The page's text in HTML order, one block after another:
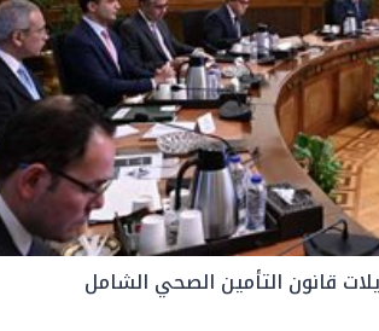
قانون التأمين الصحي الشامل